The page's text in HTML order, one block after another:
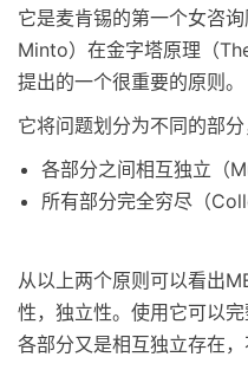
它是麦肯锡的第一个女咨
Minto）在金字塔原理（
提出的一个很重要的原则。
它将问题划分为不同的部分
各部分之间相互独立（
所有部分完全穷尽（
从以上两个原则可以看出
性，独立性。使用它可以
各部分又是相互独立存在，